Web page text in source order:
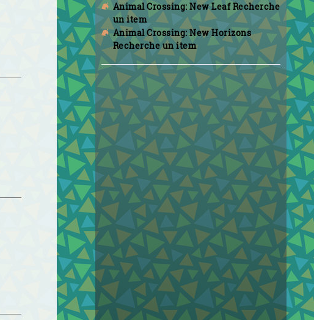
Animal Crossing: New Leaf Recherche
un item
Animal Crossing: New Horizons
Recherche un item